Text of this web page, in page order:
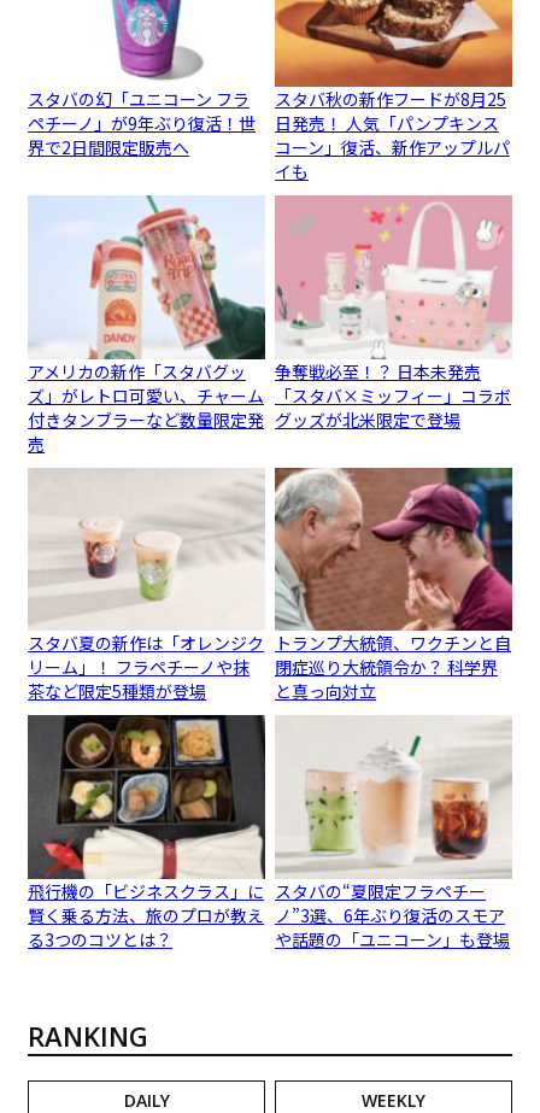
スタバの幻「ユニコーン フラ
ペチーノ」が9年ぶり復活！世
界で2日間限定販売へ
スタバ秋の新作フードが8月25
日発売！ 人気「パンプキンス
コーン」復活、新作アップルパ
イも
アメリカの新作「スタバグッ
ズ」がレトロ可愛い、チャーム
付きタンブラーなど数量限定発
売
争奪戦必至！？ 日本未発売
「スタバ×ミッフィー」コラボ
グッズが北米限定で登場
スタバ夏の新作は「オレンジク
リーム」！ フラペチーノや抹
茶など限定5種類が登場
トランプ大統領、ワクチンと自
閉症巡り大統領令か？ 科学界
と真っ向対立
飛行機の「ビジネスクラス」に
賢く乗る方法、旅のプロが教え
る3つのコツとは？
スタバの“夏限定フラペチー
ノ”3選、6年ぶり復活のスモア
や話題の「ユニコーン」も登場
RANKING
DAILY WEEKLY